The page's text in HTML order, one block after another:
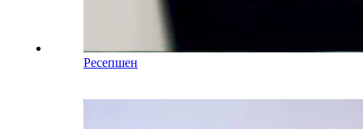
Ресепшен